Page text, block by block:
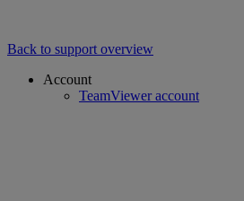
Back to support overview
Account
TeamViewer account